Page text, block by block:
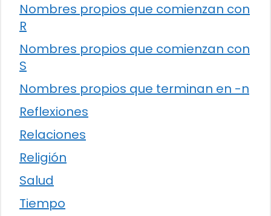
Nombres propios que comienzan con
R
Nombres propios que comienzan con
S
Nombres propios que terminan en -n
Reflexiones
Relaciones
Religión
Salud
Tiempo